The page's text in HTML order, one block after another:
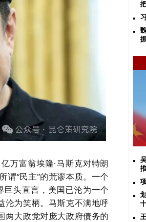
万富翁埃隆·马斯克对特朗
“民主”的荒谬本质。 一个
巨头直言，美国已沦为一个
为笑柄。马斯克不满地呼
两大政党对庞大政府债务的